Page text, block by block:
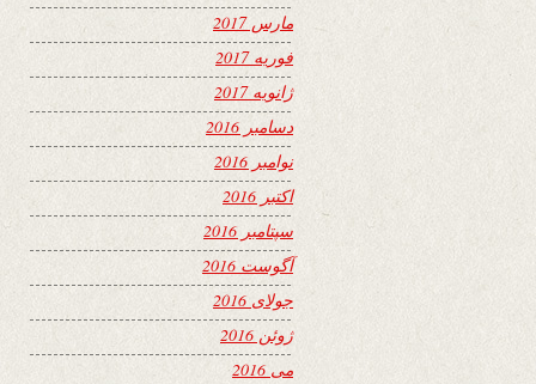
مارس 2017
فوریه 2017
ژانویه 2017
دسامبر 2016
نوامبر 2016
اکتبر 2016
سپتامبر 2016
آگوست 2016
جولای 2016
ژوئن 2016
می 2016